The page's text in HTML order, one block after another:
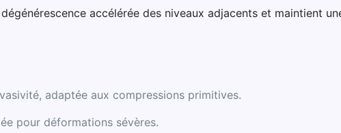
accélérée des niveaux adjacents et maintient
adaptée aux compressions primitives.
pour déformations sévères.